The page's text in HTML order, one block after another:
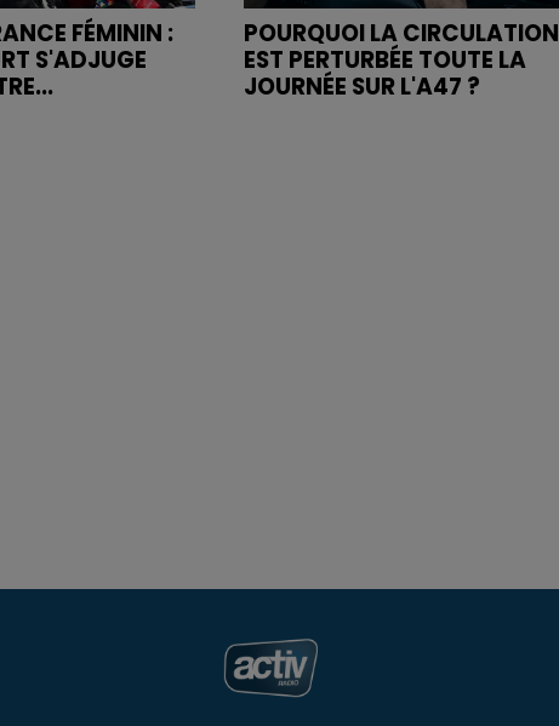
FÉMININ :
S'ADJUGE
POURQUOI LA CIRCULATION
EST PERTURBÉE TOUTE LA
JOURNÉE SUR L'A47 ?